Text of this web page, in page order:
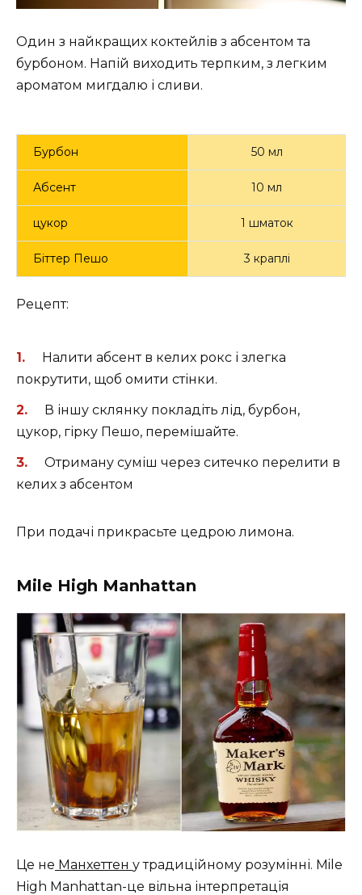
Один з найкращих коктейлів з абсентом та
бурбоном. Напій виходить терпким, з легким
ароматом мигдалю і сливи.
Бурбон 50 мл
Абсент 10 мл
цукор 1 шматок
Біттер Пешо 3 краплі
Рецепт:
Налити абсент в келих рокс і злегка
покрутити, щоб омити стінки.
В іншу склянку покладіть лід, бурбон,
цукор, гірку Пешо, перемішайте.
Отриману суміш через ситечко перелити в
келих з абсентом
При подачі прикрасьте цедрою лимона.
Mile High Manhattan
Це не Манхеттен у традиційному розумінні. Mile
High Manhattan-це вільна інтерпретація